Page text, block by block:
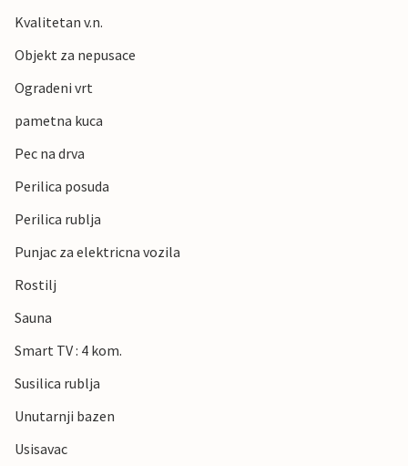
Kvalitetan v.n.
Objekt za nepusace
Ogradeni vrt
pametna kuca
Pec na drva
Perilica posuda
Perilica rublja
Punjac za elektricna vozila
Rostilj
Sauna
Smart TV : 4 kom.
Susilica rublja
Unutarnji bazen
Usisavac